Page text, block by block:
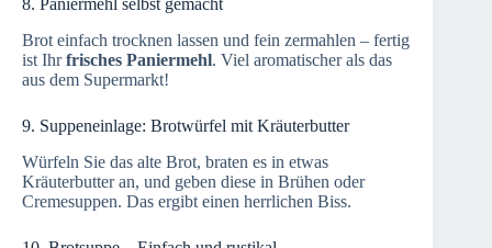
8. Paniermehl selbst gemacht
Brot einfach trocknen lassen und fein zermahlen – fertig
ist Ihrfrisches Paniermehl. Viel aromatischer als das
aus dem Supermarkt!
9. Suppeneinlage: Brotwürfel mit Kräuterbutter
Würfeln Sie das alte Brot, braten es in etwas
Kräuterbutter an, und geben diese in Brühen oder
Cremesuppen. Das ergibt einen herrlichen Biss.